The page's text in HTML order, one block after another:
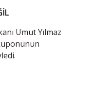
Umut Yılmaz